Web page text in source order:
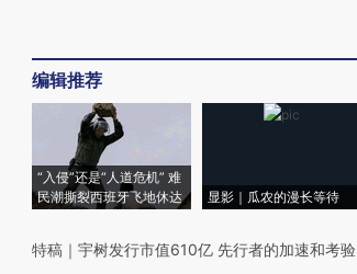
编辑推荐
“入侵”还是“人道危机” 难
民潮撕裂西班牙飞地休达
显影｜瓜农的漫长等待
特稿 ｜ 宇树发行市值610亿 先行者的加速和考验